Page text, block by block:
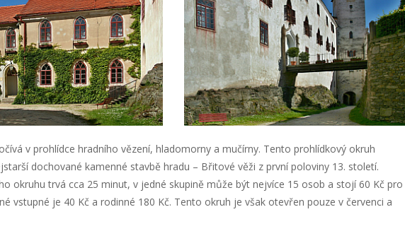
v prohlídce hradního vězení, hladomorny a mučírny. Tento prohlídkový okruh
dochované kamenné stavbě hradu – Břitové věži z první poloviny 13. století.
okruhu trvá cca 25 minut, v jedné skupině může být nejvíce 15 osob a stojí 60 Kč pro
vstupné je 40 Kč a rodinné 180 Kč. Tento okruh je však otevřen pouze v červenci a